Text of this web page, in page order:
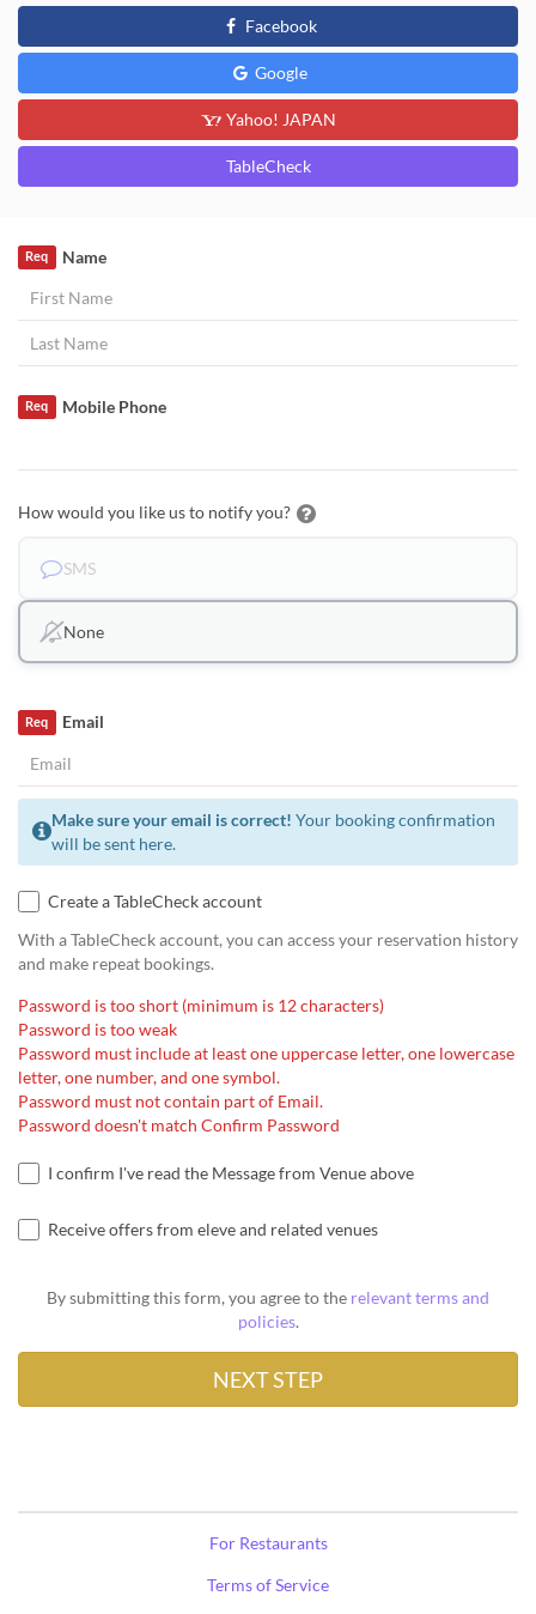
Facebook
Google
Yahoo! JAPAN
TableCheck
Name
Req
Mobile Phone
Req
How would you like us to notify you?
SMS
None
Email
Req
Make sure your email is correct! Your booking confirmation
will be sent here.
Create a TableCheck account
With a TableCheck account, you can access your reservation history
and make repeat bookings.
Password is too short (minimum is 12 characters)
Password is too weak
Password must include at least one uppercase letter, one lowercase
letter, one number, and one symbol.
Password must not contain part of Email.
Password doesn't match Confirm Password
I confirm I've read the Message from Venue above
Receive offers from eleve and related venues
By submitting this form, you agree to the relevant terms and
policies.
For Restaurants
Terms of Service